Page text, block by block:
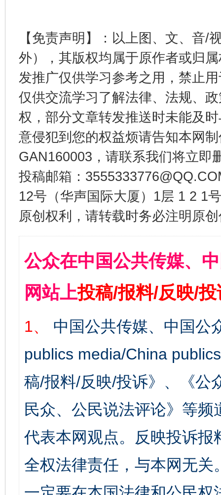
【免责声明】：以上图、文、音/
外），其版权均属于原作者或归
发推广仅供学习参考之用，禁止
仅供交流学习了解法律、法规、
权，部分文章转发推送时未能及
意侵犯到您的权益烦请告知本网
GAN160003，请联系我们将立即
投稿邮箱：
12号（华声国际大厦）1层 1 2 1
原创权利，请转载时务必注明原
公众在中国公共传媒、
网站上投稿/报料/反映/
1、
中国公共传媒、中国公
publics media/China
稿/报料/反映/投诉》、《公
民众、公民说法评论》等
代表本网观点。反映投诉
全权法律责任，与本网无